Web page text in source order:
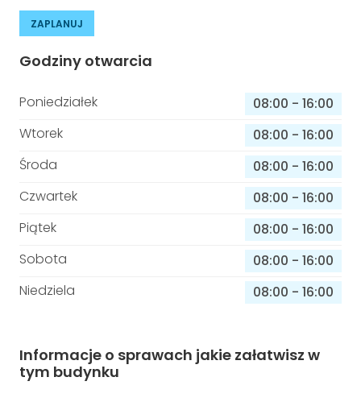
ZAPLANUJ
Godziny otwarcia
Poniedziałek 08:00 - 16:00
Wtorek
08:00 - 16:00
Środa
08:00 - 16:00
Czwartek
08:00 - 16:00
Piątek
08:00 - 16:00
Sobota
08:00 - 16:00
Niedziela
08:00 - 16:00
Informacje o sprawach jakie załatwisz w
tym budynku